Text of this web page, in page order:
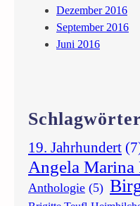
Dezember 2016
September 2016
Juni 2016
Schlagwörter
19. Jahrhundert
Angela Marina
Anthologie (5)